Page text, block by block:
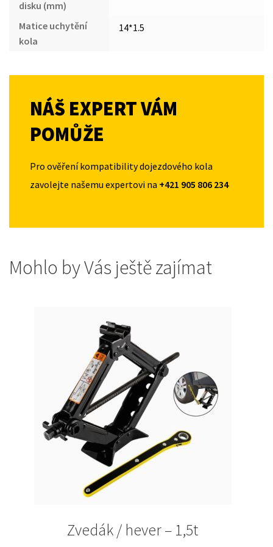
disku (mm)
Matice uchytění
kola
14*1.5
NÁŠ EXPERT VÁM
POMŮŽE
Pro ověření kompatibility dojezdového kola
zavolejte našemu expertovi na +421 905 806 234
Mohlo by Vás ještě zajímat
Zvedák / hever – 1,5t